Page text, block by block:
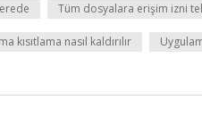
Tüm dosyalara erişim izni
kısıtlama nasıl kaldırılır